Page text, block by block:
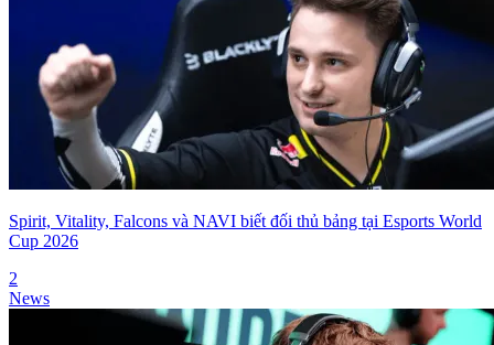
Spirit, Vitality, Falcons và NAVI biết đối thủ bảng tại Esports World
Cup 2026
2
News